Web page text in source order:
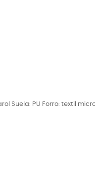
Suela: PU Forro: textil